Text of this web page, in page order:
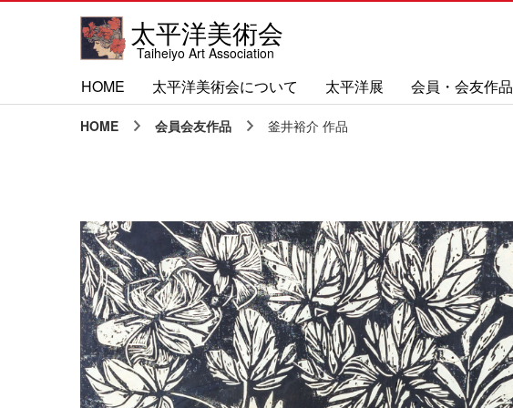
太平洋美術会
Taiheiyo Art Association
HOME 太平洋美術会について 太平洋展 会員・会友作品
HOME 会員会友作品 釜井裕介 作品